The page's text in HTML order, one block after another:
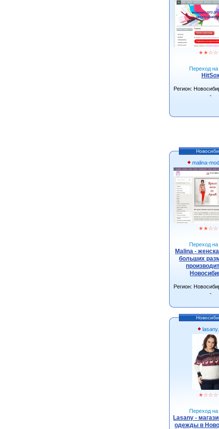
★★☆☆
Переход на
Регион:
-
malina-
★★☆☆
Переход на
Malina -
больших
Регион:
-
★☆☆☆
Переход на
Lasany -
одежды в